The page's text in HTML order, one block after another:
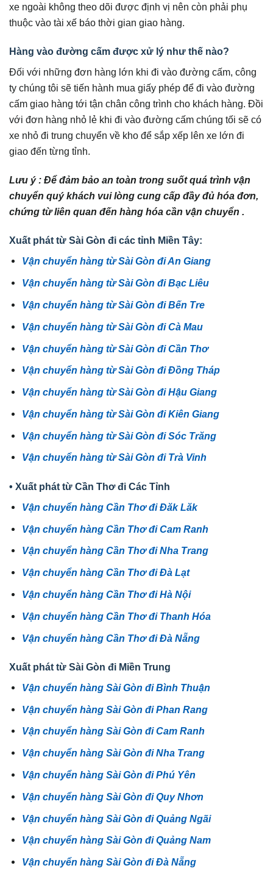
xe ngoài không theo dõi được định vị nên còn phải phụ
thuộc vào tài xế báo thời gian giao hàng.
Hàng vào đường cấm được xử lý như thế nào?
Đối với những đơn hàng lớn khi đi vào đường cấm, công
ty chúng tôi sẽ tiến hành mua giấy phép để đi vào đường
cấm giao hàng tới tận chân công trình cho khách hàng. Đồi
với đơn hàng nhỏ lẻ khi đi vào đường cấm chúng tối sẽ có
xe nhỏ đi trung chuyển về kho để sắp xếp lên xe lớn đi
giao đến từng tỉnh.
Lưu ý : Để đảm bảo an toàn trong suốt quá trình vận
chuyển quý khách vui lòng cung cấp đầy đủ hóa đơn,
chứng từ liên quan đến hàng hóa cần vận chuyển .
Xuất phát từ Sài Gòn đi các tỉnh Miền Tây:
Vận chuyển hàng từ Sài Gòn đi An Giang
Vận chuyển hàng từ Sài Gòn đi Bạc Liêu
Vận chuyển hàng từ Sài Gòn đi Bến Tre
Vận chuyển hàng từ Sài Gòn đi Cà Mau
Vận chuyển hàng từ Sài Gòn đi Cần Thơ
Vận chuyển hàng từ Sài Gòn đi Đồng Tháp
Vận chuyển hàng từ Sài Gòn đi Hậu Giang
Vận chuyển hàng từ Sài Gòn đi Kiên Giang
Vận chuyển hàng từ Sài Gòn đi Sóc Trăng
Vận chuyển hàng từ Sài Gòn đi Trà Vinh
• Xuất phát từ Cần Thơ đi Các Tỉnh
Vận chuyển hàng Cần Thơ đi Đăk Lăk
Vận chuyển hàng Cần Thơ đi Cam Ranh
Vận chuyển hàng Cần Thơ đi Nha Trang
Vận chuyển hàng Cần Thơ đi Đà Lạt
Vận chuyển hàng Cần Thơ đi Hà Nội
Vận chuyển hàng Cần Thơ đi Thanh Hóa
Vận chuyển hàng Cần Thơ đi Đà Nẵng
Xuất phát từ Sài Gòn đi Miền Trung
Vận chuyển hàng Sài Gòn đi Bình Thuận
Vận chuyển hàng Sài Gòn đi Phan Rang
Vận chuyển hàng Sài Gòn đi Cam Ranh
Vận chuyển hàng Sài Gòn đi Nha Trang
Vận chuyển hàng Sài Gòn đi Phú Yên
Vận chuyển hàng Sài Gòn đi Quy Nhơn
Vận chuyển hàng Sài Gòn đi Quảng Ngãi
Vận chuyển hàng Sài Gòn đi Quảng Nam
Vận chuyển hàng Sài Gòn đi Đà Nẵng